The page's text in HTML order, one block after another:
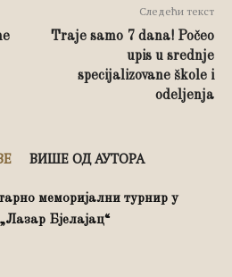
Следећи текст
Traje samo 7 dana! Počeo
upis u srednje
specijalizovane škole i
odeljenja
ВИШЕ ОД АУТОРА
меморијални турнир у
Бјелајац“